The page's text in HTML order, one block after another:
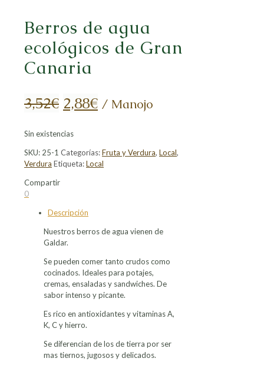
Berros de agua
ecológicos de Gran
Canaria
3,52€ El
original
era:
2,88€El
actual
es:
/ Manojo
Sin existencias
SKU: 25-1 Categorías:Fruta y Verdura, Local,
Verdura Etiqueta:Local
Compartir
Compartir
Facebook
Compartir
Compartir
LinkedIn
Compartir
Pinterest
0
Descripción
Nuestros berros de agua vienen de
Galdar.
Se pueden comer tanto crudos como
cocinados. Ideales para potajes,
cremas, ensaladas y sandwiches. De
sabor intenso y picante.
Es rico en antioxidantes y vitaminas A,
K, C y hierro.
Se diferencian de los de tierra por ser
mas tiernos, jugosos y delicados.